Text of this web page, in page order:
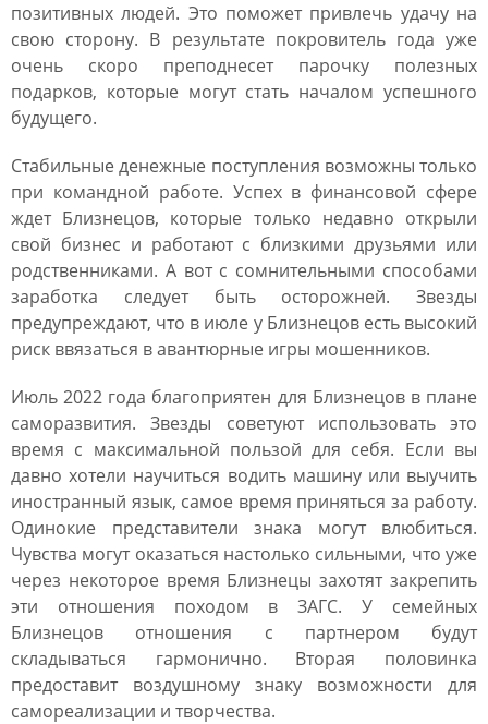
позитивных людей. Это поможет привлечь удачу на
свою сторону. В результате покровитель года уже
очень скоро преподнесет парочку полезных
подарков, которые могут стать началом успешного
будущего.
Стабильные денежные поступления возможны только
при командной работе. Успех в финансовой сфере
ждет Близнецов, которые только недавно открыли
свой бизнес и работают с близкими друзьями или
родственниками. А вот с сомнительными способами
заработка следует быть осторожней. Звезды
предупреждают, что в июле у Близнецов есть высокий
риск ввязаться в авантюрные игры мошенников.
Июль 2022 года благоприятен для Близнецов в плане
саморазвития. Звезды советуют использовать это
время с максимальной пользой для себя. Если вы
давно хотели научиться водить машину или выучить
иностранный язык, самое время приняться за работу.
Одинокие представители знака могут влюбиться.
Чувства могут оказаться настолько сильными, что уже
через некоторое время Близнецы захотят закрепить
эти отношения походом в ЗАГС. У семейных
Близнецов отношения с партнером будут
складываться гармонично. Вторая половинка
предоставит воздушному знаку возможности для
самореализации и творчества.